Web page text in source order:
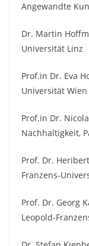
Angewandte
Dr. Martin
Universität Linz
Prof.in Dr. Eva
Universität Wien
Prof.in Dr.
Nachhaltigkeit,
Prof. Dr.
Franzens-
Prof. Dr. Georg
Leopold-